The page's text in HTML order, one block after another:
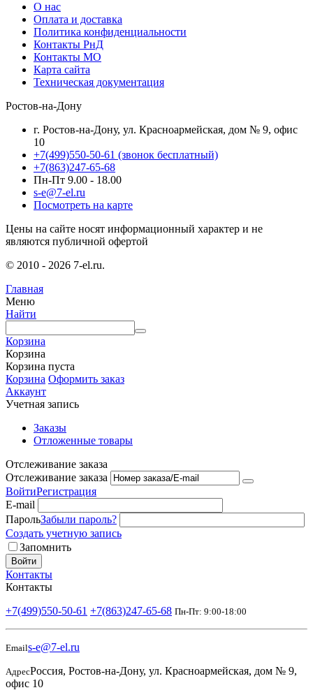
О нас
Оплата и доставка
Политика конфиденциальности
Контакты РнД
Контакты МО
Карта сайта
Техническая документация
Ростов-на-Дону
г. Ростов-на-Дону, ул. Красноармейская, дом № 9, офис
10
+7(499)550-50-61 (звонок бесплатный)
+7(863)247-65-68
Пн-Пт 9.00 - 18.00
s-e@7-el.ru
Посмотреть на карте
Цены на сайте носят информационный характер и не
являются публичной офертой
© 2010 - 2026 7-el.ru.
Главная
Меню
Найти
Корзина
Корзина
Корзина пуста
Корзина Оформить заказ
Аккаунт
Учетная запись
Заказы
Отложенные товары
Отслеживание заказа
Отслеживание заказа
ВойтиРегистрация
E-mail
ПарольЗабыли пароль?
Создать учетную запись
Запомнить
Войти
Контакты
Контакты
+7(499)550-50-61 +7(863)247-65-68 Пн-Пт: 9:00-18:00
Emails-e@7-el.ru
АдресРоссия, Ростов-на-Дону, ул. Красноармейская, дом № 9,
офис 10